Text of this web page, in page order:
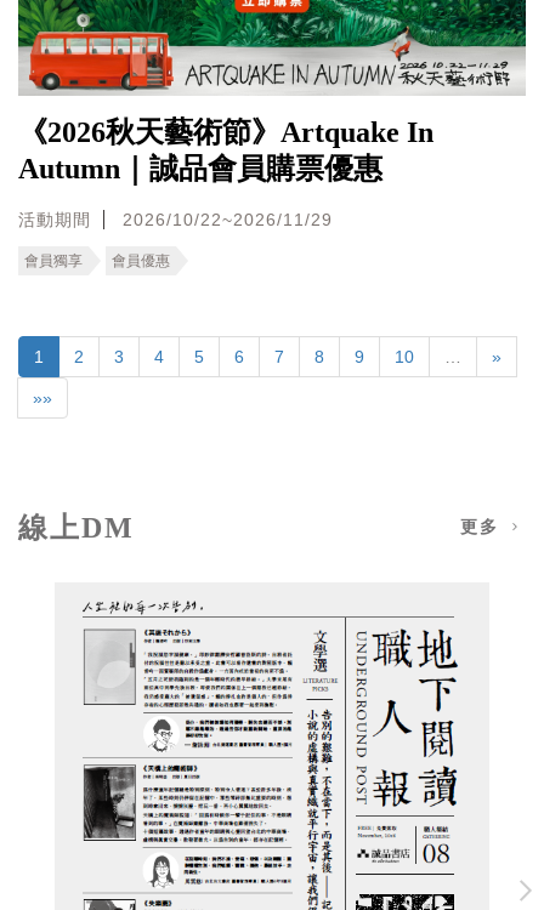
《2026秋天藝術節》Artquake In
Autumn｜誠品會員購票優惠
活動期間 2026/10/22~2026/11/29
會員獨享 會員優惠
1 2 3 4 5 6 7 8 9 10 »
»»
線上DM 更多